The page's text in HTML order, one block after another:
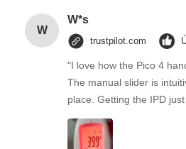
W
W*s
trustpilot.com
"I love how the Pico 4
The manual slider is
place. Getting the IPD